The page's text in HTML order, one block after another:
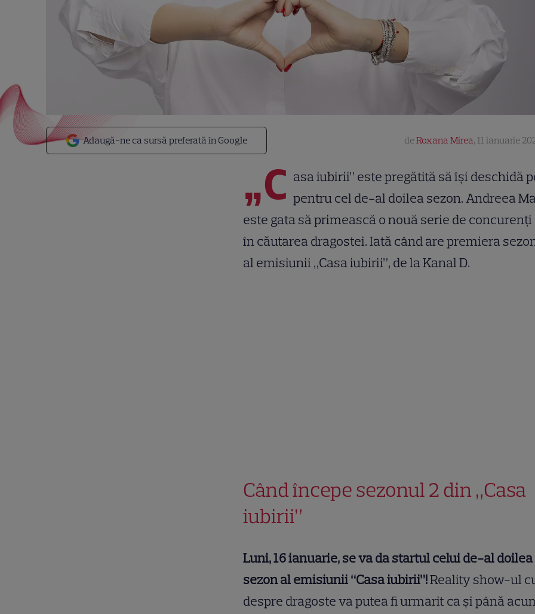
Adaugă-ne ca sursă preferată în Google deRoxana Mirea, 11 ianuarie
„C asa iubirii” este pregătită să își deschidă
pentru cel de-al doilea sezon. Andreea
este gata să primească o nouă serie de
în căutarea dragostei. Iată când are premiera
al emisiunii „Casa iubirii”, de la Kanal D.
Când începe sezonul 2 din „Casa
iubirii”
Luni, 16 ianuarie, se va da startul celui de-al doilea
sezon al emisiunii “Casa iubirii”!Reality show-ul
despre dragoste va putea fi urmarit ca şi până